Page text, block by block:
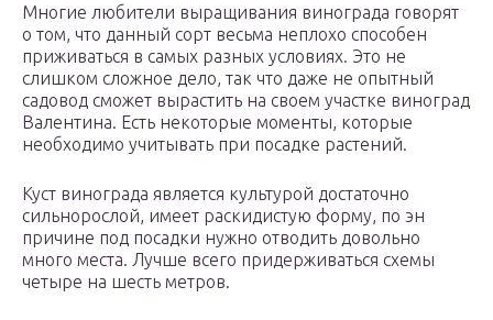
Многие любители выращивания винограда говорят
о том, что данный сорт весьма неплохо способен
приживаться в самых разных условиях. Это не
слишком сложное дело, так что даже не опытный
садовод сможет вырастить на своем участке виноград
Валентина. Есть некоторые моменты, которые
необходимо учитывать при посадке растений.
Куст винограда является культурой достаточно
сильнорослой, имеет раскидистую форму, по эн
причине под посадки нужно отводить довольно
много места. Лучше всего придерживаться схемы
четыре на шесть метров.